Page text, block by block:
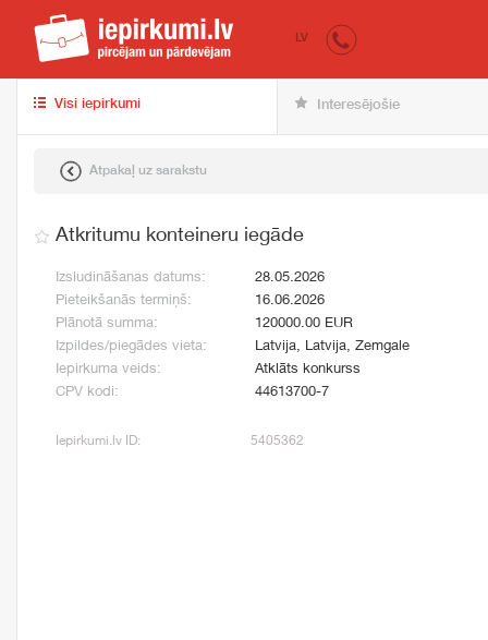
iepirkumi.lv
LV
Visi iepirkumi Interesējošie
Atpakaļ uz sarakstu
Atkritumu konteineru iegāde
Izsludināšanas datums:
28.05.2026
Pieteikšanās termiņš:
16.06.2026
Plānotā summa:
120000.00 EUR
Izpildes/piegādes vieta:
Latvija, Latvija, Zemgale
Iepirkuma veids:
Atklāts konkurss
CPV kodi:
44613700-7
Iepirkumi.lv ID: 5405362